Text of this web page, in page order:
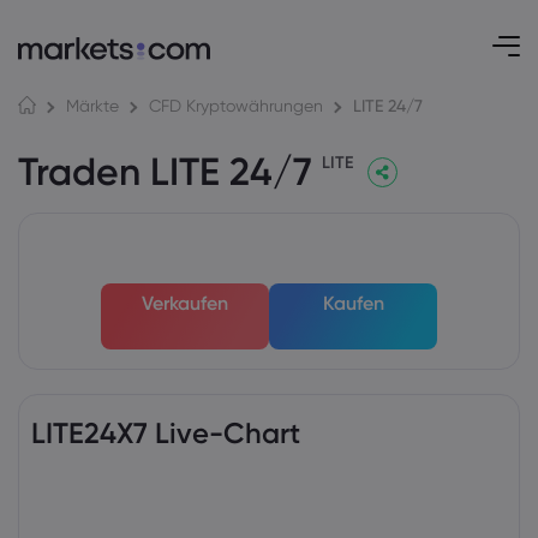
Märkte CFD Kryptowährungen LITE 24/7
Traden LITE 24/7 LITE
Verkaufen Kaufen
LITE24X7 Live-Chart